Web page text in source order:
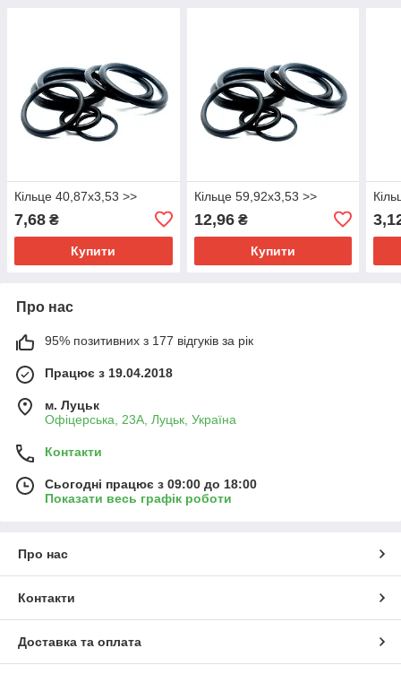
Кільце 40,87х3,53 >>
7,68 ₴
Купити
Кільце 59,92х3,53 >>
12,96₴
Купити
Про нас
95% позитивних з 177 відгуків за рік
Працює з 19.04.2018
м. Луцьк
Офіцерська, 23А, Луцьк, Україна
Контакти
Сьогодні працює з 09:00 до 18:00
Показати весь графік роботи
Про нас
Контакти
Доставка та оплата